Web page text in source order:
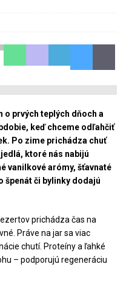
o prvých teplých dňoch a
keď chceme odľahčiť
Po zime prichádza chuť
ktoré nás nabijú
vanilkové arómy, šťavnaté
špenát či bylinky dodajú
prichádza čas na
Práve na jar sa viac
chutí. Proteíny a ľahké
– podporujú regeneráciu